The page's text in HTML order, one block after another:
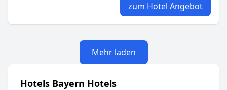
zum Hotel Angebot
Mehr laden
Hotels Bayern Hotels